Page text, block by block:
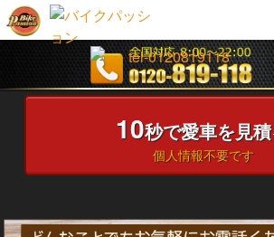
10秒で愛車を見
個人情報不要です